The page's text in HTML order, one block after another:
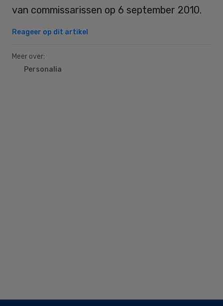
van commissarissen op 6 september 2010.
Reageer op dit artikel
Meer over:
Personalia